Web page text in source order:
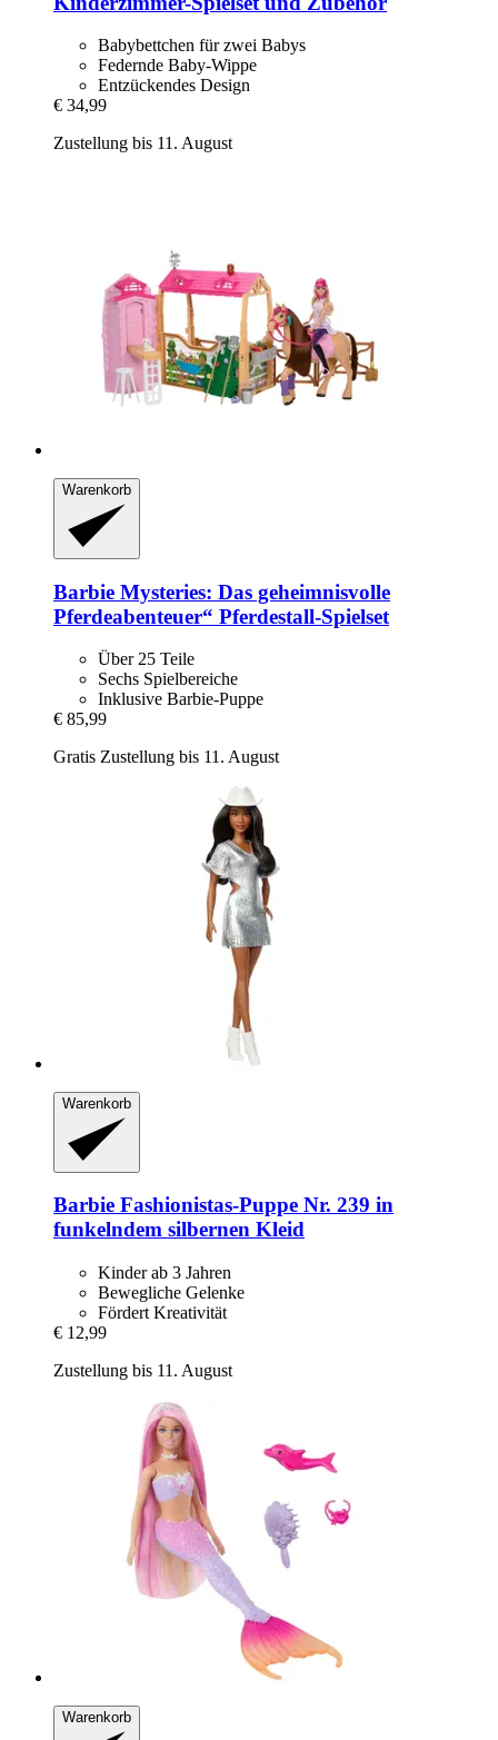
Babybettchen für zwei Babys
Federnde Baby-Wippe
Entzückendes Design
€ 34,99
Zustellung bis 11. August
Warenkorb
Barbie Mysteries: Das geheimnisvolle
Pferdeabenteuer“ Pferdestall-​Spielset
Über 25 Teile
Sechs Spielbereiche
Inklusive Barbie-Puppe
€ 85,99
Gratis Zustellung bis 11. August
Warenkorb
Barbie Fashionistas-​Puppe Nr. 239 in
funkelndem silbernen Kleid
Kinder ab 3 Jahren
Bewegliche Gelenke
Fördert Kreativität
€ 12,99
Zustellung bis 11. August
Warenkorb